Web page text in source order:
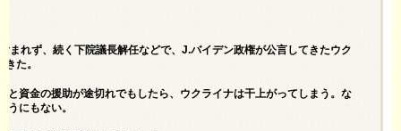
まれず、続く下院議長解任などで、J.バイデン政権が公言してきたウク
た。
資金の援助が途切れでもしたら、ウクライナは干上がってしまう。な
うにもない。